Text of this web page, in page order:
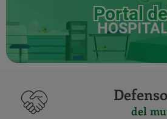
Portal
del